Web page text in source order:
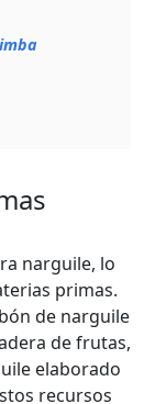
narguile, lo
primas.
de narguile
de frutas,
elaborado
recursos